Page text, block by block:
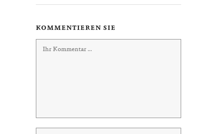
KOMMENTIEREN SIE